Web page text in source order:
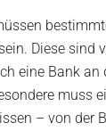
Diese sind
eine Bank an
muss
– von der